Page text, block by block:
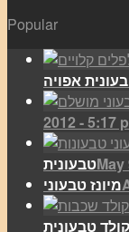
Popular
2012 - 5:17
טבעוניתMay
מיונז טבעוני
טבעונית